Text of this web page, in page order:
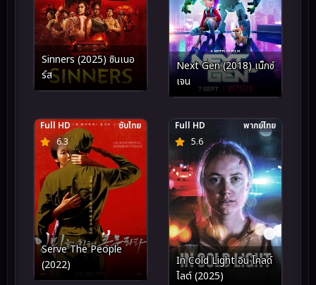
Sinners (2025) ซินเนอ
ร์ส
Next Gen (2018) เน็กซ์
เจน
6.3
Full HD ซับไทย
Serve The People
(2022)
5.6
Full HD พากย์ไทย
In Cold Light อิน โคลด์
ไลต์ (2025)